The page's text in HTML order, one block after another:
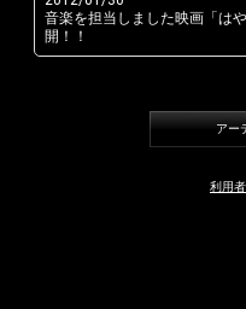
音楽を担当しました映画「は
開！！
アー
利用